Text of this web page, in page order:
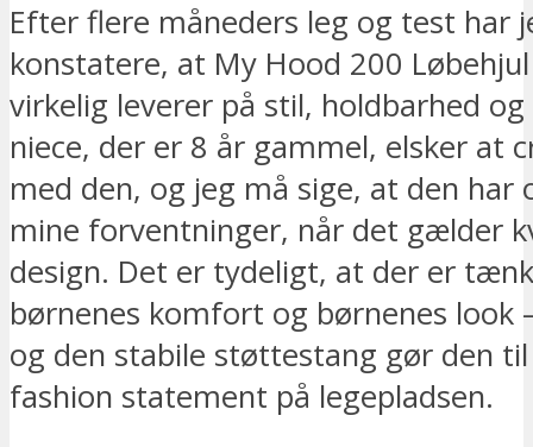
Efter flere måneders leg og test har
konstatere, at My Hood 200
virkelig leverer på stil, holdbarhed
niece, der er 8 år gammel, elsker at
med den, og jeg må sige, at den har
mine forventninger, når det gælder
design. Det er tydeligt, at der er
børnenes komfort og børnenes look
og den stabile støttestang gør den
fashion statement på legepladsen.